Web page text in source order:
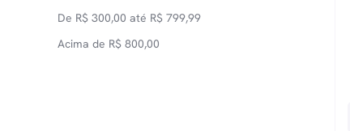
De R$ 300,00 até R$ 799,99
Acima de R$ 800,00